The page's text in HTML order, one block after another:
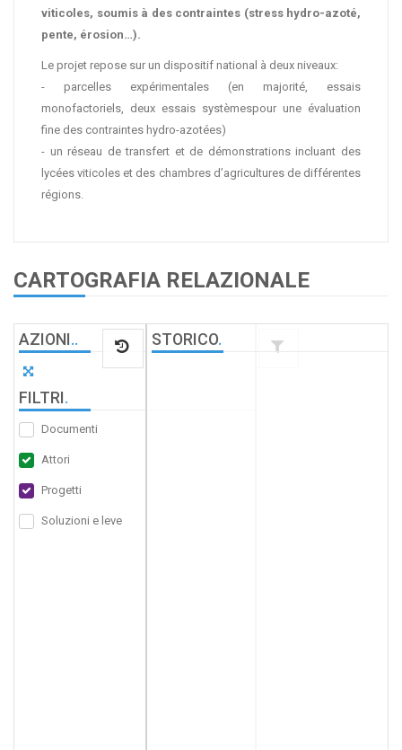
viticoles, soumis à des contraintes (stress hydro-azoté,
pente, érosion…).
Le projet repose sur un dispositif national à deux niveaux:
- parcelles expérimentales (en majorité, essais
monofactoriels, deux essais systèmespour une évaluation
fine des contraintes hydro-azotées)
- un réseau de transfert et de démonstrations incluant des
lycées viticoles et des chambres d’agricultures de différentes
régions.
CARTOGRAFIA RELAZIONALE
AZIONI..
FILTRI.
Documenti
Attori
Progetti
Soluzioni e leve
STORICO.